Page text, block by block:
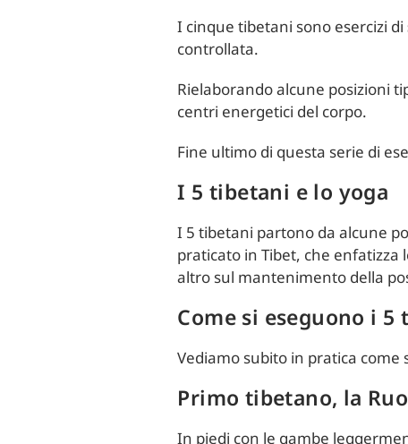
I cinque tibetani sono esercizi di
controllata.
Rielaborando alcune posizioni
centri energetici del corpo.
Fine ultimo di questa serie di
I 5 tibetani e lo yoga
I 5 tibetani partono da alcune
praticato in Tibet, che
altro sul mantenimento della
Come si eseguono i 5
Vediamo subito in pratica come
Primo tibetano, la
In piedi con le gambe